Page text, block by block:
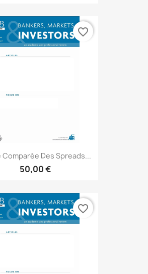
Comparée Des Spreads...
50,00 €
favorite_border
favorite_border